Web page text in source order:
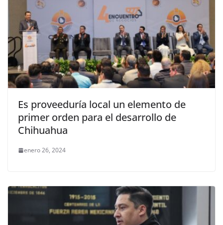
Es proveeduría local un elemento de
primer orden para el desarrollo de
Chihuahua
enero 26, 2024